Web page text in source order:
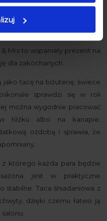
Mrs to wspaniały prezent na
dla zakochanych.
jako tacę na biżuterię, świece
sprawdzi się w roli
można wygodnie pracować
łóżku albo na kanapie.
ozdobą i sprawia, że
którego każda para będzie
jest w praktyczne
stabilne. Taca śniadaniowa z
dzięki czemu łatwo ją